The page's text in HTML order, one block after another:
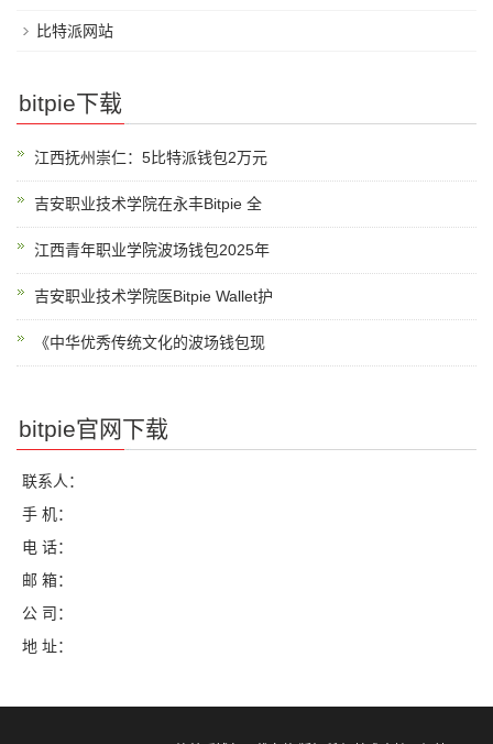
比特派网站
bitpie下载
江西抚州崇仁：5比特派钱包2万元
吉安职业技术学院在永丰Bitpie 全
江西青年职业学院波场钱包2025年
吉安职业技术学院医Bitpie Wallet护
《中华优秀传统文化的波场钱包现
bitpie官网下载
联系人：
手 机：
电 话：
邮 箱：
公 司：
地 址：